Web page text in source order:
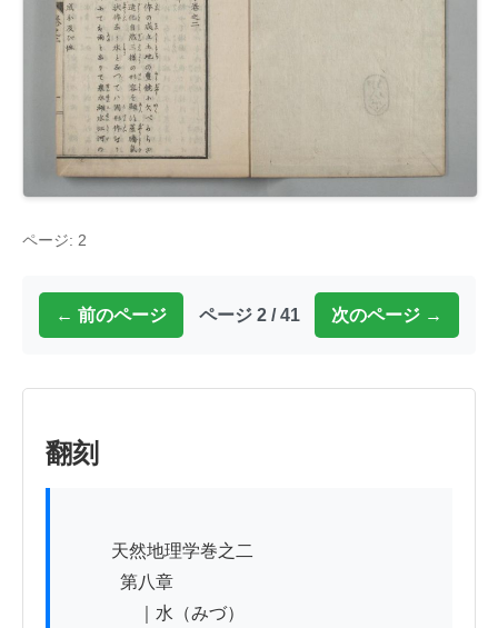
ページ: 2
← 前のページ ページ 2 / 41 次のページ →
翻刻
第八章
｜水（みづ）